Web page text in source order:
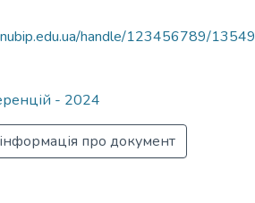
handle/123456789/13549
- 2024
про документ